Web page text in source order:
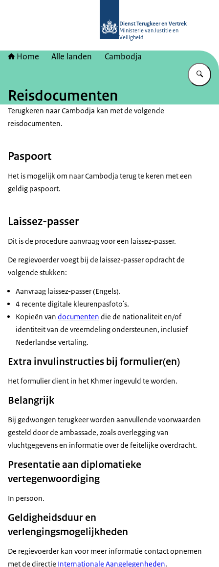
Dienst Terugkeer en Vertrek
Ministerie van Justitie en
Veiligheid
Home Alle landen Cambodja
Reisdocumenten
Terugkeren naar Cambodja kan met de volgende
reisdocumenten.
Paspoort
Het is mogelijk om naar Cambodja terug te keren met een
geldig paspoort.
Laissez-passer
Dit is de procedure aanvraag voor een laissez-passer.
De regievoerder voegt bij de laissez-passer opdracht de
volgende stukken:
Aanvraag laissez-passer (Engels).
4 recente digitale kleurenpasfoto's.
Kopieën van documenten die de nationaliteit en/of
identiteit van de vreemdeling ondersteunen, inclusief
Nederlandse vertaling.
Extra invulinstructies bij formulier(en)
Het formulier dient in het Khmer ingevuld te worden.
Belangrijk
Bij gedwongen terugkeer worden aanvullende voorwaarden
gesteld door de ambassade, zoals overlegging van
vluchtgegevens en informatie over de feitelijke overdracht.
Presentatie aan diplomatieke
vertegenwoordiging
In persoon.
Geldigheidsduur en
verlengingsmogelijkheden
De regievoerder kan voor meer informatie contact opnemen
met de directie Internationale Aangelegenheden.